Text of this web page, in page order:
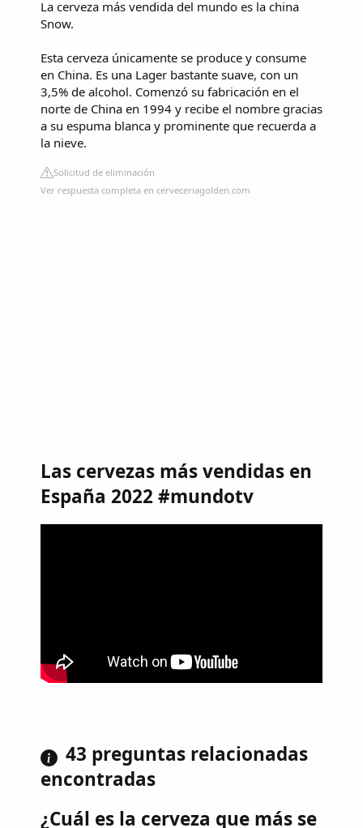
La cerveza más vendida del mundo es la china
Snow.
Esta cerveza únicamente se produce y consume
en China. Es una Lager bastante suave, con un
3,5% de alcohol. Comenzó su fabricación en el
norte de China en 1994 y recibe el nombre gracias
a su espuma blanca y prominente que recuerda a
la nieve.
Solicitud de eliminación
Ver respuesta completa en cerveceriagolden.com
Las cervezas más vendidas en
España 2022 #mundotv
43 preguntas relacionadas
encontradas
¿Cuál es la cerveza que más se